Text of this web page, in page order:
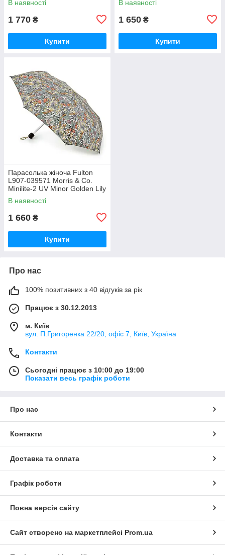
В наявності
1 770 ₴
Купити
В наявності
1 650 ₴
Купити
Парасолька жіноча Fulton
L907-039571 Morris & Co.
Minilite-2 UV Minor Golden Lily
Slate Manilla (Золота лілія)
В наявності
1 660 ₴
Купити
Про нас
100% позитивних з 40 відгуків за рік
Працює з 30.12.2013
м. Київ
вул. П.Григоренка 22/20, офіс 7, Київ, Україна
Контакти
Сьогодні працює з 10:00 до 19:00
Показати весь графік роботи
Про нас
Контакти
Доставка та оплата
Графік роботи
Повна версія сайту
Сайт створено на маркетплейсі Prom.ua